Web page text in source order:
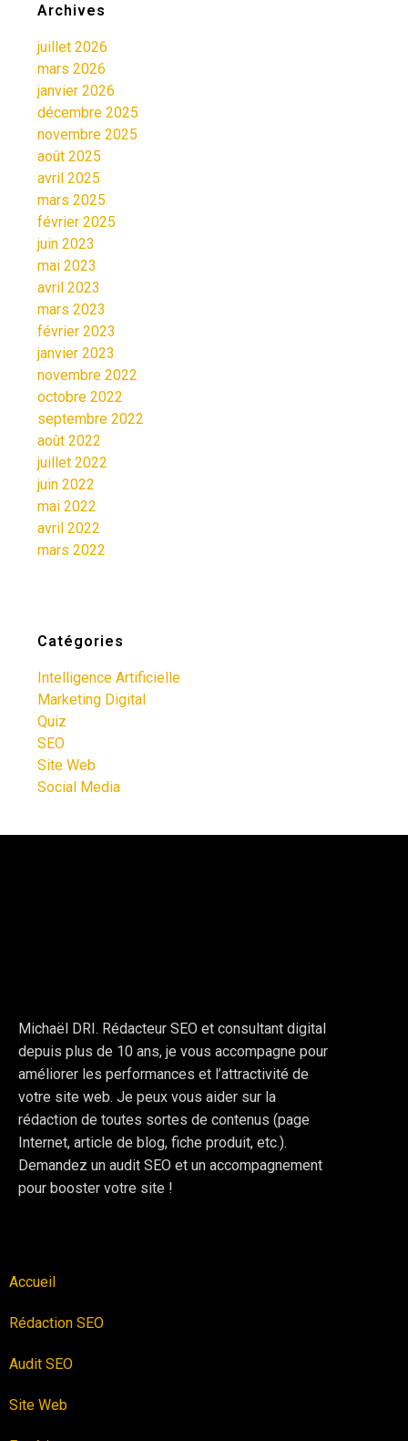
Archives
juillet 2026
mars 2026
janvier 2026
décembre 2025
novembre 2025
août 2025
avril 2025
mars 2025
février 2025
juin 2023
mai 2023
avril 2023
mars 2023
février 2023
janvier 2023
novembre 2022
octobre 2022
septembre 2022
août 2022
juillet 2022
juin 2022
mai 2022
avril 2022
mars 2022
Catégories
Intelligence Artificielle
Marketing Digital
Quiz
SEO
Site Web
Social Media
Michaël DRI. Rédacteur SEO et consultant digital
depuis plus de 10 ans, je vous accompagne pour
améliorer les performances et l’attractivité de
votre site web. Je peux vous aider sur la
rédaction de toutes sortes de contenus (page
Internet, article de blog, fiche produit, etc.).
Demandez un audit SEO et un accompagnement
pour booster votre site !
Accueil
Rédaction SEO
Audit SEO
Site Web